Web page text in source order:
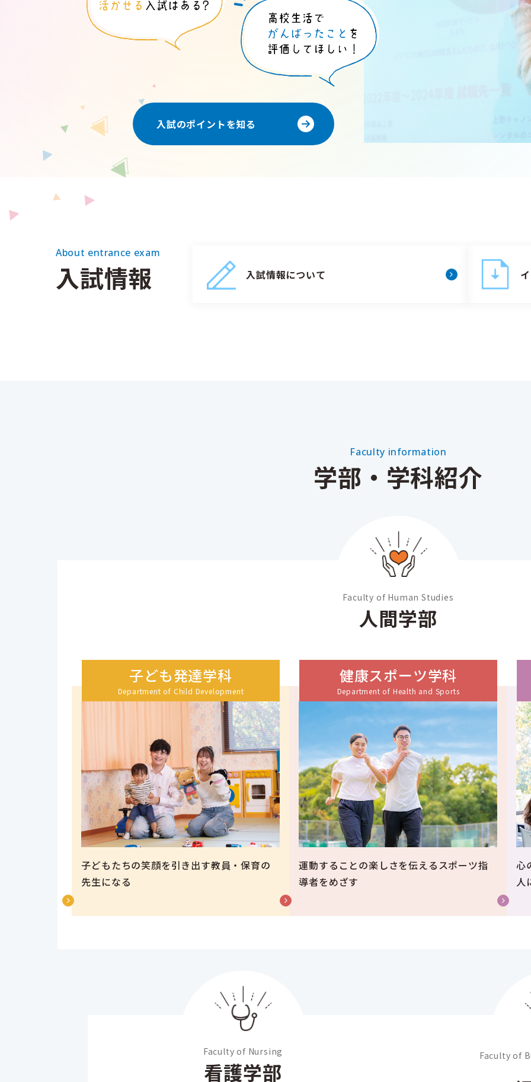
入試のポイントを知る
About entrance exam
入試情報 入試情報について
Faculty information
学部・学科紹介
Faculty of Human Studies
人間学部
子ども発達学科
Department of Child Development
子どもたちの笑顔を引き出す教員・保育の
先生になる
健康スポーツ学科
Department of Health and Sports
運動することの楽しさを伝えるスポーツ指
導者をめざす
心
人
Faculty of Nursing
看護学部
Faculty of